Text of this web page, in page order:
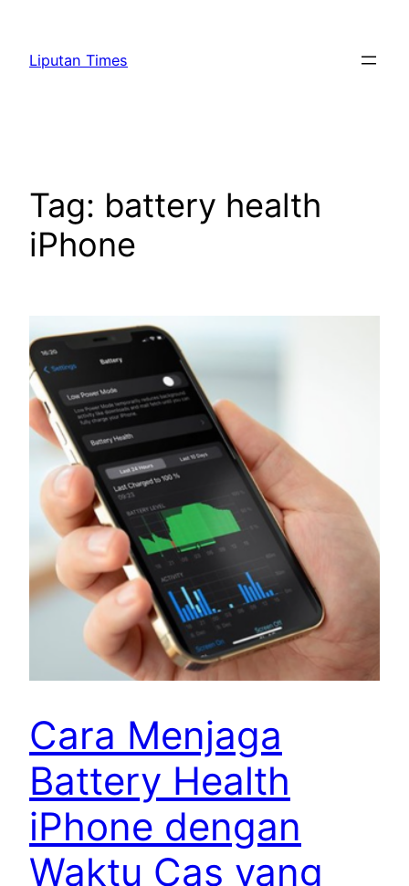
content
Liputan Times
Tag: battery health
iPhone
Cara Menjaga
Battery Health
iPhone dengan
Waktu Cas yang